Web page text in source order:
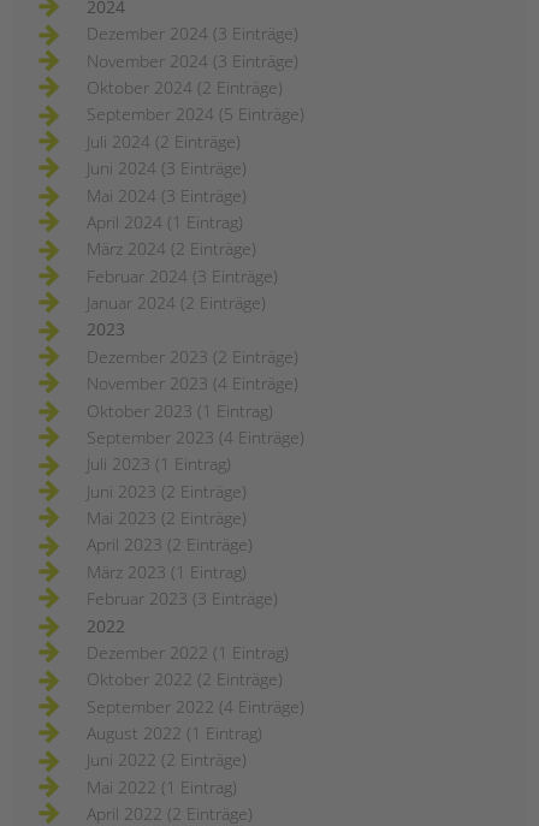
2024
Dezember 2024 (3 Einträge)
November 2024 (3 Einträge)
Oktober 2024 (2 Einträge)
September 2024 (5 Einträge)
Juli 2024 (2 Einträge)
Juni 2024 (3 Einträge)
Mai 2024 (3 Einträge)
April 2024 (1 Eintrag)
März 2024 (2 Einträge)
Februar 2024 (3 Einträge)
Januar 2024 (2 Einträge)
2023
Dezember 2023 (2 Einträge)
November 2023 (4 Einträge)
Oktober 2023 (1 Eintrag)
September 2023 (4 Einträge)
Juli 2023 (1 Eintrag)
Juni 2023 (2 Einträge)
Mai 2023 (2 Einträge)
April 2023 (2 Einträge)
März 2023 (1 Eintrag)
Februar 2023 (3 Einträge)
2022
Dezember 2022 (1 Eintrag)
Oktober 2022 (2 Einträge)
September 2022 (4 Einträge)
August 2022 (1 Eintrag)
Juni 2022 (2 Einträge)
Mai 2022 (1 Eintrag)
April 2022 (2 Einträge)